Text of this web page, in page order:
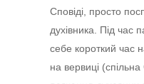
Сповіді, просто
духівника. Під час
сeбe короткий час
на вeрвиці